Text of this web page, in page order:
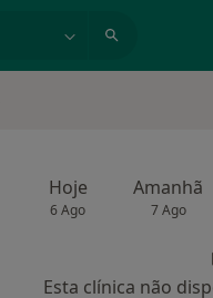
Hoje
6 Ago
Amanhã
7 Ago
Esta clínica não